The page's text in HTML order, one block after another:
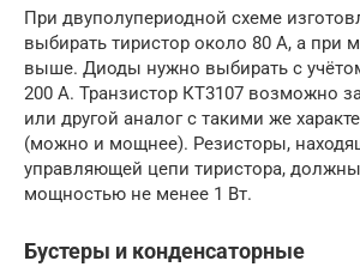
При двуполупериодной схеме
выбирать тиристор около 80 А, а при
выше. Диоды нужно выбирать с
200 А. Транзистор КТ3107 возможно
или другой аналог с такими же
(можно и мощнее). Резисторы,
управляющей цепи тиристора,
мощностью не менее 1 Вт.
Бустеры и конденсаторные